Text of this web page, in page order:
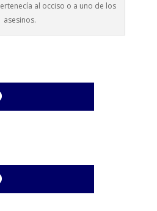
al occiso o a uno de los
asesinos.